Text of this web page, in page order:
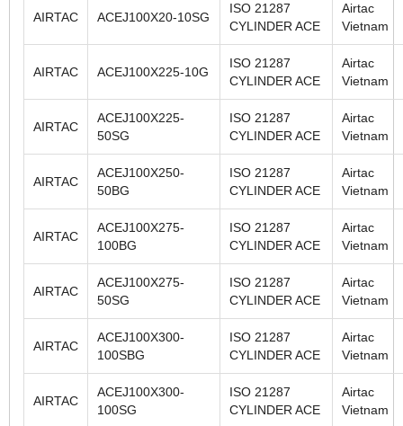
AIRTAC ACEJ100X20-10SG
ISO 21287
CYLINDER ACE
Airtac
Vietnam
AIRTAC ACEJ100X225-10G
ISO 21287
CYLINDER ACE
Airtac
Vietnam
AIRTAC
ACEJ100X225-
50SG
ISO 21287
CYLINDER ACE
Airtac
Vietnam
AIRTAC
ACEJ100X250-
50BG
ISO 21287
CYLINDER ACE
Airtac
Vietnam
AIRTAC
ACEJ100X275-
100BG
ISO 21287
CYLINDER ACE
Airtac
Vietnam
AIRTAC
ACEJ100X275-
50SG
ISO 21287
CYLINDER ACE
Airtac
Vietnam
AIRTAC
ACEJ100X300-
100SBG
ISO 21287
CYLINDER ACE
Airtac
Vietnam
AIRTAC
ACEJ100X300-
100SG
ISO 21287
CYLINDER ACE
Airtac
Vietnam